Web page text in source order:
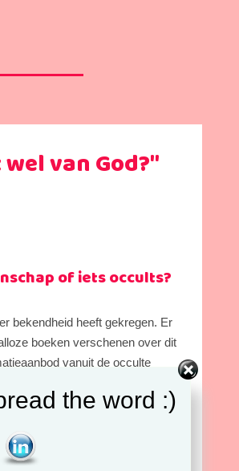
van God?"
of iets occults?
bekendheid heeft gekregen. Er
boeken verschenen over dit
vanuit de occulte
nieuwetijdskinderen,
of paranormaal begaafd is.
God??-radar' afgaat wanneer
the word :)